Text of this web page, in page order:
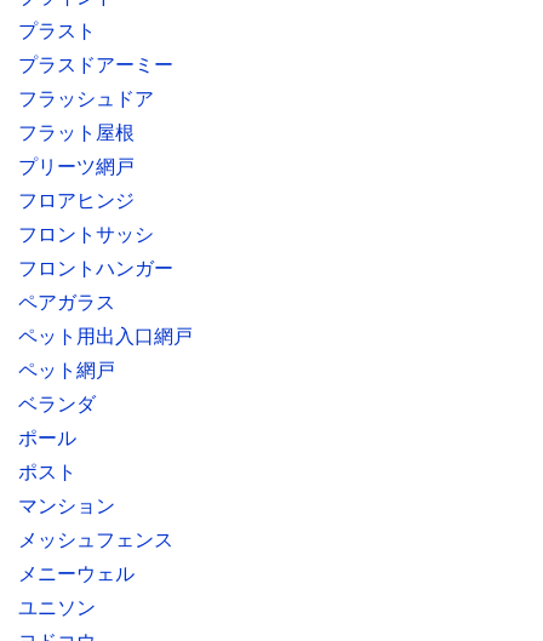
プラスト
プラスドアーミー
フラッシュドア
フラット屋根
プリーツ網戸
フロアヒンジ
フロントサッシ
フロントハンガー
ペアガラス
ペット用出入口網戸
ペット網戸
ベランダ
ポール
ポスト
マンション
メッシュフェンス
メニーウェル
ユニソン